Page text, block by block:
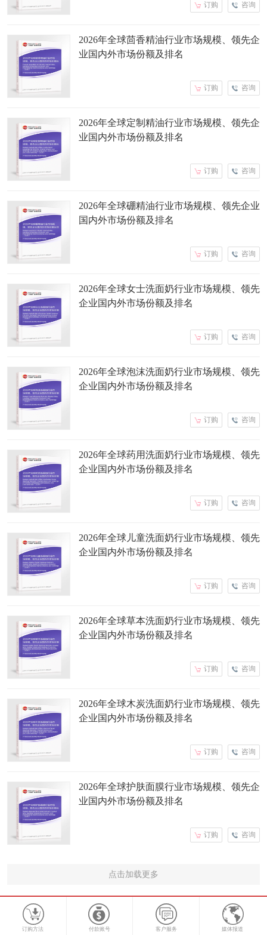
咨询
订购
2026年全球茴香精油行业市场规模、领先企
业国内外市场份额及排名
咨询
订购
2026年全球定制精油行业市场规模、领先企
业国内外市场份额及排名
咨询
订购
2026年全球硼精油行业市场规模、领先企业
国内外市场份额及排名
咨询
订购
2026年全球女士洗面奶行业市场规模、领先
企业国内外市场份额及排名
咨询
订购
2026年全球泡沫洗面奶行业市场规模、领先
企业国内外市场份额及排名
咨询
订购
2026年全球药用洗面奶行业市场规模、领先
企业国内外市场份额及排名
咨询
订购
2026年全球儿童洗面奶行业市场规模、领先
企业国内外市场份额及排名
咨询
订购
2026年全球草本洗面奶行业市场规模、领先
企业国内外市场份额及排名
咨询
订购
2026年全球木炭洗面奶行业市场规模、领先
企业国内外市场份额及排名
咨询
订购
2026年全球护肤面膜行业市场规模、领先企
业国内外市场份额及排名
咨询
订购
点击加载更多
订购方法 付款账号 客户服务 媒体报道